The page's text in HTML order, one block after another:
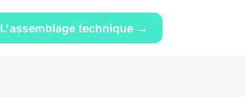
L'assemblage technique →